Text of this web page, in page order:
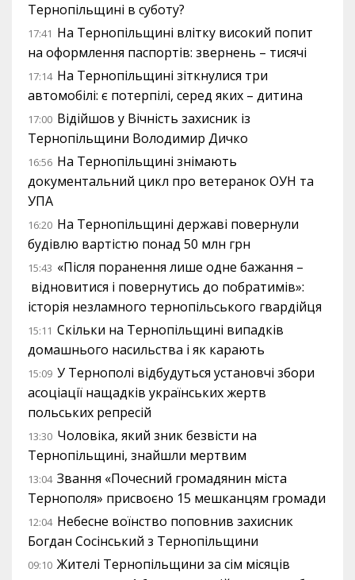
Тернопільщині в суботу?
17:41 На Тернопільщині влітку високий попит
на оформлення паспортів: звернень – тисячі
17:14 На Тернопільщині зіткнулися три
автомобілі: є потерпілі, серед яких – дитина
17:00 Відійшов у Вічність захисник із
Тернопільщини Володимир Дичко
16:56 На Тернопільщині знімають
документальний цикл про ветеранок ОУН та
УПА
16:20 На Тернопільщині державі повернули
будівлю вартістю понад 50 млн грн
15:43 «Після поранення лише одне бажання –
відновитися і повернутись до побратимів»:
історія незламного тернопільського гвардійця
15:11 Скільки на Тернопільщині випадків
домашнього насильства і як карають
15:09 У Тернополі відбудуться установчі збори
асоціації нащадків українських жертв
польських репресій
13:30 Чоловіка, який зник безвісти на
Тернопільщині, знайшли мертвим
13:04 Звання «Почесний громадянин міста
Тернополя» присвоєно 15 мешканцям громади
12:04 Небесне воїнство поповнив захисник
Богдан Сосінський з Тернопільщини
09:10 Жителі Тернопільщини за сім місяців